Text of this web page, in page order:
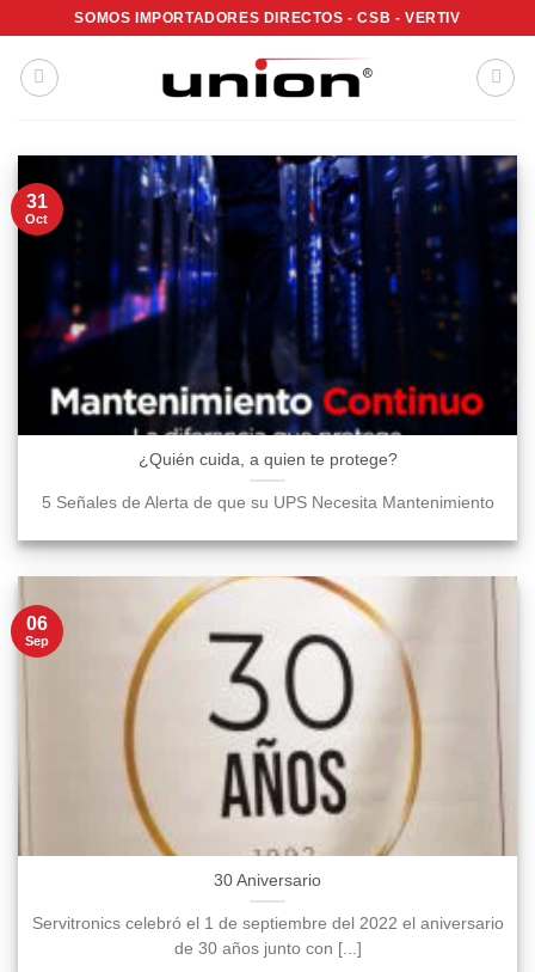
contenido
SOMOS IMPORTADORES DIRECTOS - CSB - VERTIV
¿Quién cuida, a quien te protege?
5 Señales de Alerta de que su UPS Necesita Mantenimiento
31
Oct
30 Aniversario
Servitronics celebró el 1 de septiembre del 2022 el aniversario
de 30 años junto con [...]
06
Sep